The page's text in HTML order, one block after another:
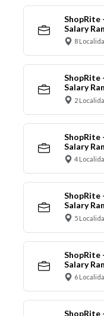
ShopRite
Salary
8
ShopRite
Salary
2
ShopRite
Salary
4
ShopRite
Salary
5
ShopRite
Salary
6
ShopRite